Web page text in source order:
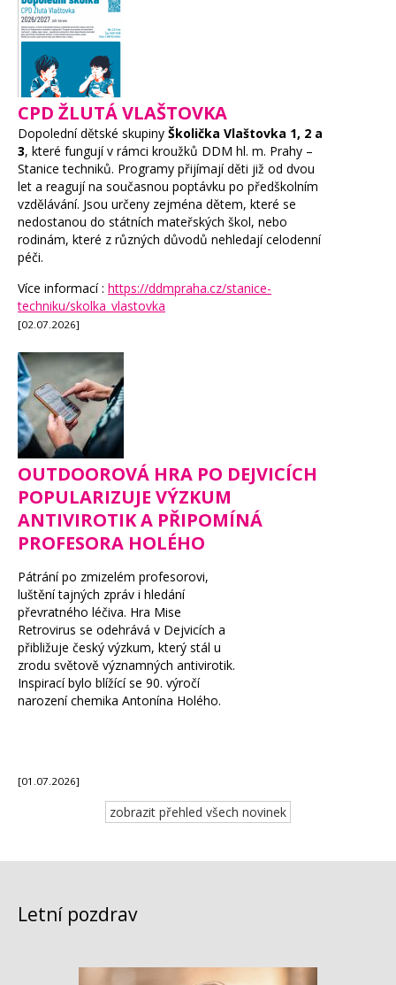
CPD ŽLUTÁ VLAŠTOVKA
Dopolední dětské skupiny Školička Vlaštovka 1, 2 a
3, které fungují v rámci kroužků DDM hl. m. Prahy –
Stanice techniků. Programy přijímají děti již od dvou
let a reagují na současnou poptávku po předškolním
vzdělávání. Jsou určeny zejména dětem, které se
nedostanou do státních mateřských škol, nebo
rodinám, které z různých důvodů nehledají celodenní
péči.
Více informací : https://ddmpraha.cz/stanice-
techniku/skolka_vlastovka
[02.07.2026]
OUTDOOROVÁ HRA PO DEJVICÍCH
POPULARIZUJE VÝZKUM
ANTIVIROTIK A PŘIPOMÍNÁ
PROFESORA HOLÉHO
Pátrání po zmizelém profesorovi,
luštění tajných zpráv i hledání
převratného léčiva. Hra Mise
Retrovirus se odehrává v Dejvicích a
přibližuje český výzkum, který stál u
zrodu světově významných antivirotik.
Inspirací bylo blížící se 90. výročí
narození chemika Antonína Holého.
[01.07.2026]
zobrazit přehled všech novinek
Letní pozdrav